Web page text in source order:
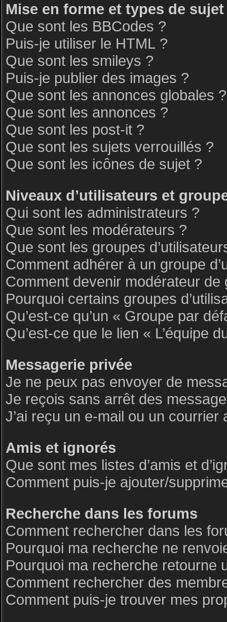
Mise en forme et types de sujet
Que sont les BBCodes ?
Puis-je utiliser le HTML ?
Que sont les smileys ?
Puis-je publier des images ?
Que sont les annonces globales ?
Que sont les annonces ?
Que sont les post-it ?
Que sont les sujets verrouillés ?
Que sont les icônes de sujet ?
Niveaux d’utilisateurs et
Qui sont les administrateurs ?
Que sont les modérateurs ?
Que sont les groupes
Comment adhérer à un groupe
Comment devenir modérateur de
Pourquoi certains groupes
Qu’est-ce qu’un « Groupe par
Qu’est-ce que le lien « L’équipe
Messagerie privée
Je ne peux pas envoyer de
Je reçois sans arrêt des
J’ai reçu un e-mail ou un courrier
Amis et ignorés
Que sont mes listes d’amis et
Comment puis-je ajouter/
Recherche dans les forums
Comment rechercher dans les
Pourquoi ma recherche ne
Pourquoi ma recherche retourne
Comment rechercher des
Comment puis-je trouver mes